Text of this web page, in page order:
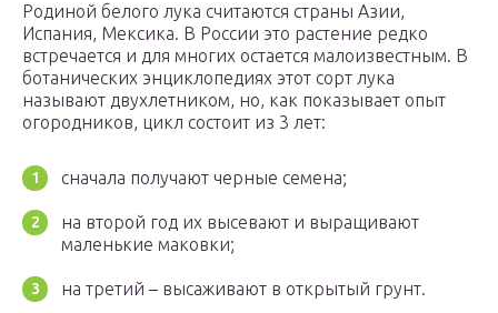
Родиной белого лука считаются страны Азии,
Испания, Мексика. В России это растение редко
встречается и для многих остается малоизвестным. В
ботанических энциклопедиях этот сорт лука
называют двухлетником, но, как показывает опыт
огородников, цикл состоит из 3 лет:
сначала получают черные семена;
на второй год их высевают и выращивают
маленькие маковки;
на третий – высаживают в открытый грунт.